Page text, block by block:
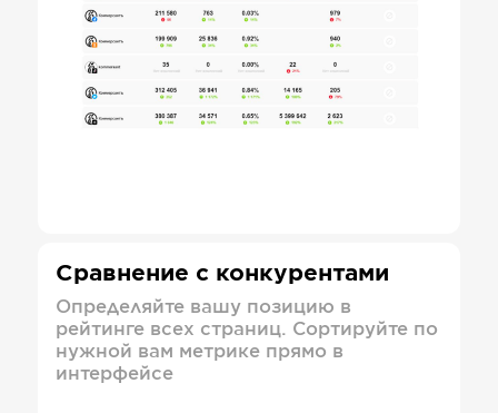
Сравнение с конкурентами
Определяйте вашу позицию в
рейтинге всех страниц. Сортируйте по
нужной вам метрике прямо в
интерфейсе